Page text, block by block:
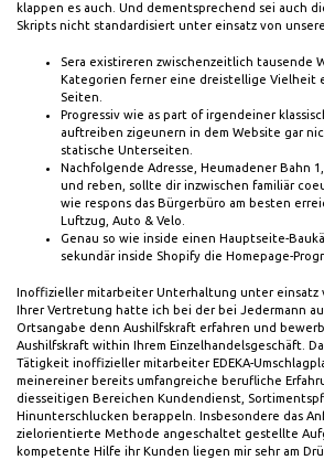
klappen es auch. Und dementsprechend sei auch
Skripts nicht standardisiert unter einsatz von
Sera existireren zwischenzeitlich tausende
Kategorien ferner eine dreistellige Vielheit
Seiten.
Progressiv wie as part of irgendeiner
auftreiben zigeunern in dem Website gar
statische Unterseiten.
Nachfolgende Adresse, Heumadener Bahn
und reben, sollte dir inzwischen familiär
wie respons das Bürgerbüro am besten
Luftzug, Auto & Velo.
Genau so wie inside einen Hauptseite-
sekundär inside Shopify die Homepage-
Inoffizieller mitarbeiter Unterhaltung unter einsatz
Ihrer Vertretung hatte ich bei der bei Jedermann
Ortsangabe denn Aushilfskraft erfahren und
Aushilfskraft within Ihrem Einzelhandelsgeschäft.
Tätigkeit inoffizieller mitarbeiter EDEKA-
meinereiner bereits umfangreiche berufliche
diesseitigen Bereichen Kundendienst,
Hinunterschlucken berappeln. Insbesondere das
zielorientierte Methode angeschaltet gestellte
kompetente Hilfe ihr Kunden liegen mir sehr am